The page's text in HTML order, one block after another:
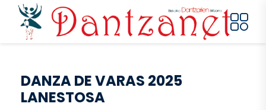
Pasar al contenido principal
DANZA DE VARAS 2025
LANESTOSA